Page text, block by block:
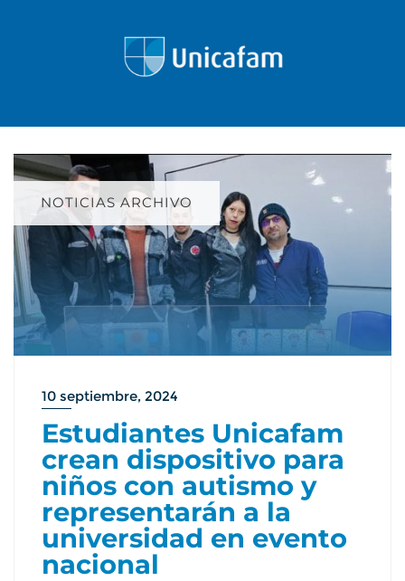
NOTICIAS ARCHIVO
10 septiembre, 2024
Estudiantes Unicafam
crean dispositivo para
niños con autismo y
representarán a la
universidad en evento
nacional